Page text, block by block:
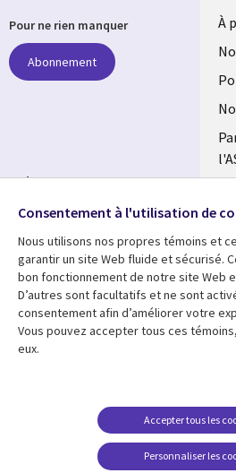
À
Ressources
Library
Links
Articles
Blog
Pour ne rien manquer
Abonnement
Suivez-nous
Social
Media
FRANCE
Consentement à l'utilisation de
Nous utilisons nos propres témoins et
garantir un site Web fluide et sécurisé.
bon fonctionnement de notre site Web
D’autres sont facultatifs et ne sont
consentement afin d’améliorer votre
Vous pouvez accepter tous ces
eux.
Personnaliser les
Accepter tous les